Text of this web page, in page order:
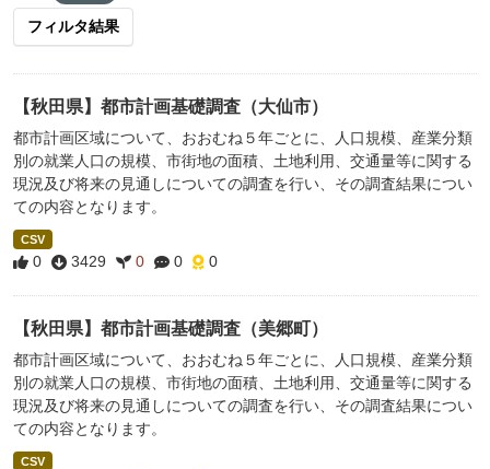
フィルタ結果
【秋田県】都市計画基礎調査（大仙市）
都市計画区域について、おおむね５年ごとに、人口規模、産業分類
別の就業人口の規模、市街地の面積、土地利用、交通量等に関する
現況及び将来の見通しについての調査を行い、その調査結果につい
ての内容となります。
CSV
0 3429 0 0 0
【秋田県】都市計画基礎調査（美郷町）
都市計画区域について、おおむね５年ごとに、人口規模、産業分類
別の就業人口の規模、市街地の面積、土地利用、交通量等に関する
現況及び将来の見通しについての調査を行い、その調査結果につい
ての内容となります。
CSV